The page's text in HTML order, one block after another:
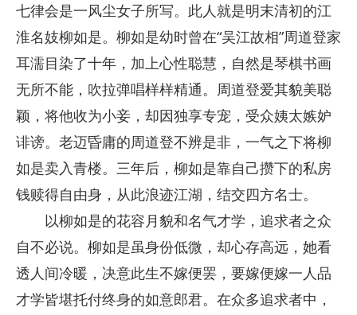
七律会是一风尘女子所写。此人就是明末清初的江
淮名妓柳如是。柳如是幼时曾在“吴江故相”周道登家
耳濡目染了十年，加上心性聪慧，自然是琴棋书画
无所不能，吹拉弹唱样样精通。周道登爱其貌美聪
颖，将他收为小妾，却因独享专宠，受众姨太嫉妒
诽谤。老迈昏庸的周道登不辨是非，一气之下将柳
如是卖入青楼。三年后，柳如是靠自己攒下的私房
钱赎得自由身，从此浪迹江湖，结交四方名士。
以柳如是的花容月貌和名气才学，追求者之众
自不必说。柳如是虽身份低微，却心存高远，她看
透人间冷暖，决意此生不嫁便罢，要嫁便嫁一人品
才学皆堪托付终身的如意郎君。在众多追求者中，